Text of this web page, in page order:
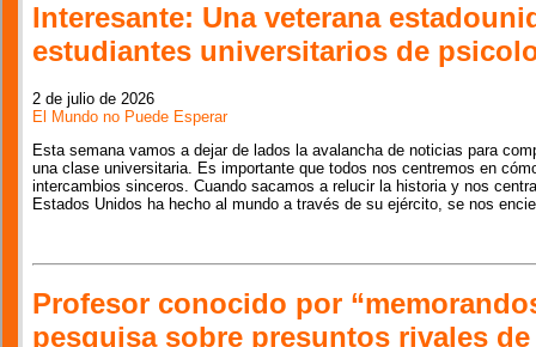
Interesante: Una veterana
estudiantes universitarios de
2 de julio de 2026
El Mundo no Puede Esperar
Esta semana vamos a dejar de lados la avalancha de noticias para
una clase universitaria. Es importante que todos nos centremos en
intercambios sinceros. Cuando sacamos a relucir la historia y nos
Estados Unidos ha hecho al mundo a través de su ejército, se nos
Profesor conocido por
pesquisa sobre presuntos rivales